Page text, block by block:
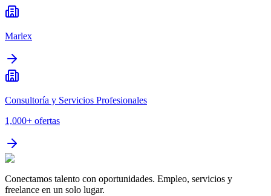
Marlex
Consultoría y Servicios Profesionales
1,000+ ofertas
Conectamos talento con oportunidades. Empleo, servicios y
freelance en un solo lugar.